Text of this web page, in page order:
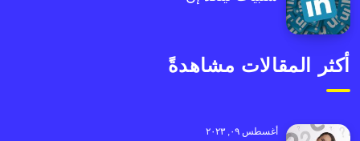
أكثر المقالات مشاهدةً
أغسطس ٠٩, ٢٠٢٣